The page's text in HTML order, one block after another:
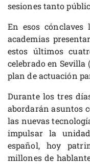
sesiones tanto
En esos
academias
estos últimos
celebrado en Sevilla
plan de actuación
Durante los tres
abordarán asuntos
las nuevas
impulsar la
español, hoy
millones de